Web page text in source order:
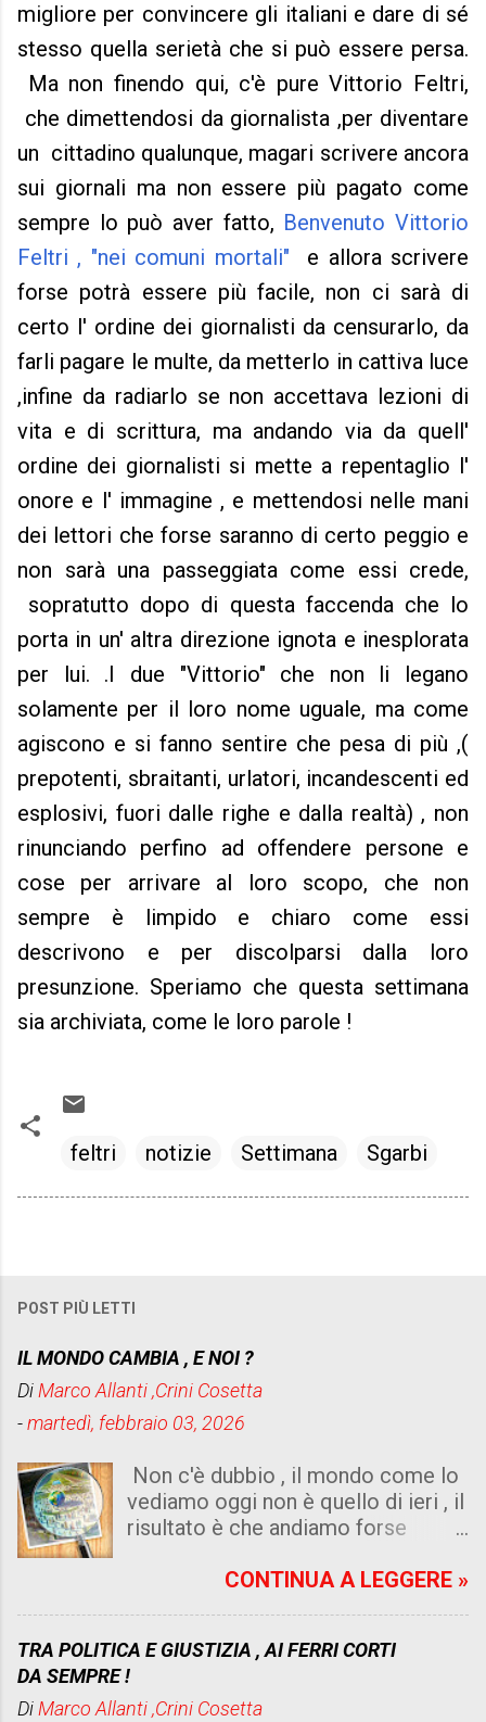
migliore per convincere gli italiani e dare di sé
stesso quella serietà che si può essere persa.
Ma non finendo qui, c'è pure Vittorio Feltri,
che dimettendosi da giornalista ,per diventare
un cittadino qualunque, magari scrivere ancora
sui giornali ma non essere più pagato come
sempre lo può aver fatto, Benvenuto Vittorio
Feltri , "nei comuni mortali" e allora scrivere
forse potrà essere più facile, non ci sarà di
certo l' ordine dei giornalisti da censurarlo, da
farli pagare le multe, da metterlo in cattiva luce
,infine da radiarlo se non accettava lezioni di
vita e di scrittura, ma andando via da quell'
ordine dei giornalisti si mette a repentaglio l'
onore e l' immagine , e mettendosi nelle mani
dei lettori che forse saranno di certo peggio e
non sarà una passeggiata come essi crede,
sopratutto dopo di questa faccenda che lo
porta in un' altra direzione ignota e inesplorata
per lui. .I due "Vittorio" che non li legano
solamente per il loro nome uguale, ma come
agiscono e si fanno sentire che pesa di più ,(
prepotenti, sbraitanti, urlatori, incandescenti ed
esplosivi, fuori dalle righe e dalla realtà) , non
rinunciando perfino ad offendere persone e
cose per arrivare al loro scopo, che non
sempre è limpido e chiaro come essi
descrivono e per discolparsi dalla loro
presunzione. Speriamo che questa settimana
sia archiviata, come le loro parole !
feltri notizie Settimana Sgarbi
POST PIÙ LETTI
IL MONDO CAMBIA , E NOI ?
DiMarco Allanti ,Crini Cosetta
-martedì, febbraio 03, 2026
Non c'è dubbio , il mondo come lo
vediamo oggi non è quello di ieri , il
risultato è che andiamo forse
Un dato di fatto risulta dalle risorse
umanità senza cuore e senza logica
, non è cattiveria , e ne isteria , ma
leggere un quotidiano che diventa
CONTINUA A LEGGERE »
TRA POLITICA E GIUSTIZIA , AI FERRI CORTI
DA SEMPRE !
DiMarco Allanti ,Crini Cosetta